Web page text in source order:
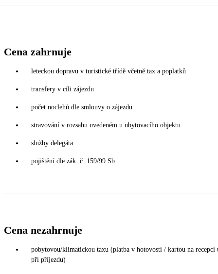
Cena zahrnuje
leteckou dopravu v turistické třídě včetně tax a poplatků
transfery v cíli zájezdu
počet noclehů dle smlouvy o zájezdu
stravování v rozsahu uvedeném u ubytovacího objektu
služby delegáta
pojištění dle zák. č. 159/99 Sb.
Cena nezahrnuje
pobytovou/klimatickou taxu (platba v hotovosti / kartou na recepci
při příjezdu)